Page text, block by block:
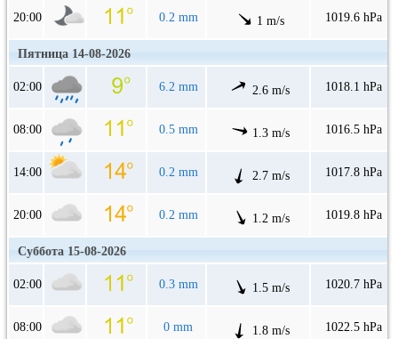
20:00 0.2 mm 1 m/s 1019.6 hPa
Пятница 14-08-2026
02:00 6.2 mm 2.6 m/s 1018.1 hPa
08:00 0.5 mm 1.3 m/s 1016.5 hPa
14:00 0.2 mm 2.7 m/s 1017.8 hPa
20:00 0.2 mm 1.2 m/s 1019.8 hPa
Суббота 15-08-2026
02:00 0.3 mm 1.5 m/s 1020.7 hPa
08:00 0 mm 1.8 m/s 1022.5 hPa